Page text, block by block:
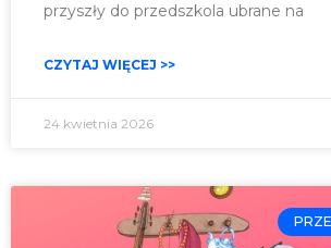
przyszły do przedszkola ubrane na
CZYTAJ WIĘCEJ >>
24 kwietnia 2026